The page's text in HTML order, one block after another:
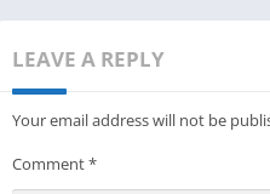
LEAVE A REPLY
Your email address will not be
Comment*